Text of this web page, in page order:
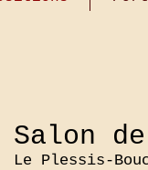
Salon
Le Plessis-